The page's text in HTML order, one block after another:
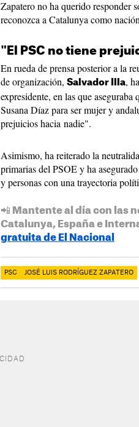
Zapatero no ha querido responder
reconozca a Catalunya como
"El PSC no tiene
En rueda de prensa posterior a la
de organización, Salvador Illa,
expresidente, en las que
Susana Díaz para ser mujer y
prejuicios hacia nadie".
Asimismo, ha reiterado la
primarias del PSOE y ha
y personas con una trayectoria
📲 Mantente al día con las
Catalunya, España e
gratuita de El Nacional
PSC JOSÉ LUIS RODRÍGUEZ ZAPATERO